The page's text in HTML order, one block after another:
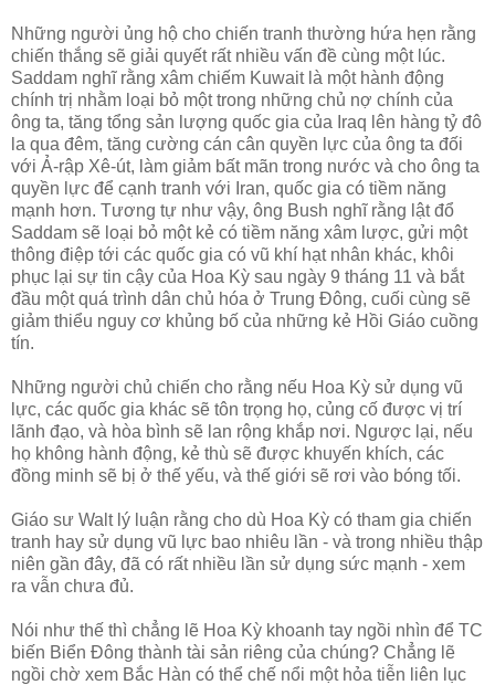
Những người ủng hộ cho chiến tranh thường hứa hẹn rằng
chiến thắng sẽ giải quyết rất nhiều vấn đề cùng một lúc.
Saddam nghĩ rằng xâm chiếm Kuwait là một hành động
chính trị nhằm loại bỏ một trong những chủ nợ chính của
ông ta, tăng tổng sản lượng quốc gia của Iraq lên hàng tỷ đô
la qua đêm, tăng cường cán cân quyền lực của ông ta đối
với Ả-rập Xê-út, làm giảm bất mãn trong nước và cho ông ta
quyền lực để cạnh tranh với Iran, quốc gia có tiềm năng
mạnh hơn. Tương tự như vậy, ông Bush nghĩ rằng lật đổ
Saddam sẽ loại bỏ một kẻ có tiềm năng xâm lược, gửi một
thông điệp tới các quốc gia có vũ khí hạt nhân khác, khôi
phục lại sự tin cậy của Hoa Kỳ sau ngày 9 tháng 11 và bắt
đầu một quá trình dân chủ hóa ở Trung Đông, cuối cùng sẽ
giảm thiểu nguy cơ khủng bố của những kẻ Hồi Giáo cuồng
tín.
Những người chủ chiến cho rằng nếu Hoa Kỳ sử dụng vũ
lực, các quốc gia khác sẽ tôn trọng họ, củng cố được vị trí
lãnh đạo, và hòa bình sẽ lan rộng khắp nơi. Ngược lại, nếu
họ không hành động, kẻ thù sẽ được khuyến khích, các
đồng minh sẽ bị ở thế yếu, và thế giới sẽ rơi vào bóng tối.
Giáo sư Walt lý luận rằng cho dù Hoa Kỳ có tham gia chiến
tranh hay sử dụng vũ lực bao nhiêu lần - và trong nhiều thập
niên gần đây, đã có rất nhiều lần sử dụng sức mạnh - xem
ra vẫn chưa đủ.
Nói như thế thì chẳng lẽ Hoa Kỳ khoanh tay ngồi nhìn để TC
biến Biển Đông thành tài sản riêng của chúng? Chẳng lẽ
ngồi chờ xem Bắc Hàn có thể chế nổi một hỏa tiễn liên lục